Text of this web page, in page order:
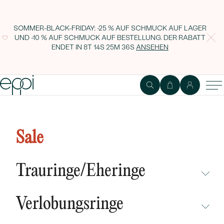
SOMMER-BLACK-FRIDAY: -25 % AUF SCHMUCK AUF LAGER
UND -10 % AUF SCHMUCK AUF BESTELLUNG. DER RABATT
ENDET IN 8T 14S 25M 36SANSEHEN
Sale
Trauringe/Eheringe
NEUHEITEN
Verlobungsringe
Moissanit und lab-grown
Diamanten Ladfer